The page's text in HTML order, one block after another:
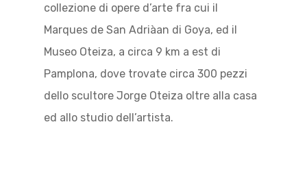
collezione di opere d’arte fra cui il
Marques de San Adriàan di Goya, ed il
Museo Oteiza, a circa 9 km a est di
Pamplona, dove trovate circa 300 pezzi
dello scultore Jorge Oteiza oltre alla casa
ed allo studio dell’artista.